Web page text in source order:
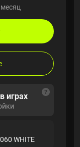
играх
WHITE